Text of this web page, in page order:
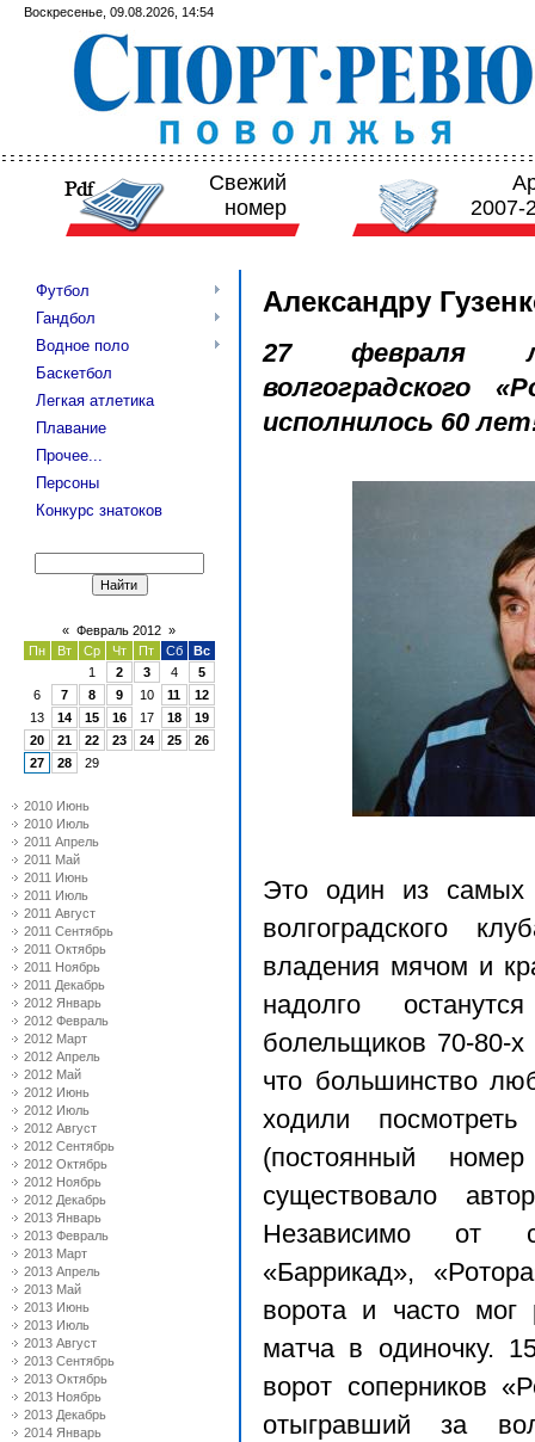
Воскресенье, 09.08.2026, 14:54
Свежий
номер
2007-
Футбол
Гандбол
Водное поло
Баскетбол
Легкая атлетика
Плавание
Прочее...
Персоны
Конкурс знатоков
« Февраль 2012 »
Пн
Вт Ср Чт Пт Сб
Вс
1
2 3 4
5
6
7 8 9 10 11
12
13
14 15 16 17 18
19
20
21 22 23 24 25
26
27
28 29
2010 Июнь
2010 Июль
2011 Апрель
2011 Май
2011 Июнь
2011 Июль
2011 Август
2011 Сентябрь
2011 Октябрь
2011 Ноябрь
2011 Декабрь
2012 Январь
2012 Февраль
2012 Март
2012 Апрель
2012 Май
2012 Июнь
2012 Июль
2012 Август
2012 Сентябрь
2012 Октябрь
2012 Ноябрь
2012 Декабрь
2013 Январь
2013 Февраль
2013 Март
2013 Апрель
2013 Май
2013 Июнь
2013 Июль
2013 Август
2013 Сентябрь
2013 Октябрь
2013 Ноябрь
2013 Декабрь
2014 Январь
Александру
27 февраля
волгоградского
исполнилось 60
Это один из самых
волгоградского
владения мячом и
надолго
болельщиков 70-80-
что большинство
ходили
(постоянный номер
существовало
Независимо от
«Баррикад»,
ворота и часто мог
матча в одиночку.
ворот соперников
отыгравший за